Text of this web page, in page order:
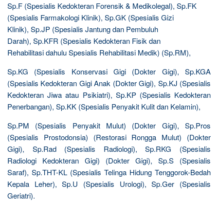
Sp.F (Spesialis Kedokteran Forensik & Medikolegal), Sp.FK
(Spesialis Farmakologi Klinik), Sp.GK (Spesialis Gizi
Klinik), Sp.JP (Spesialis Jantung dan Pembuluh
Darah), Sp.KFR (Spesialis Kedokteran Fisik dan
Rehabilitasi dahulu Spesialis Rehabilitasi Medik) (Sp.RM),
Sp.KG (Spesialis Konservasi Gigi (Dokter Gigi), Sp.KGA
(Spesialis Kedokteran Gigi Anak (Dokter Gigi), Sp.KJ (Spesialis
Kedokteran Jiwa atau Psikiatri), Sp.KP (Spesialis Kedokteran
Penerbangan), Sp.KK (Spesialis Penyakit Kulit dan Kelamin),
Sp.PM (Spesialis Penyakit Mulut) (Dokter Gigi), Sp.Pros
(Spesialis Prostodonsia) (Restorasi Rongga Mulut) (Dokter
Gigi), Sp.Rad (Spesialis Radiologi), Sp.RKG (Spesialis
Radiologi Kedokteran Gigi) (Dokter Gigi), Sp.S (Spesialis
Saraf), Sp.THT-KL (Spesialis Telinga Hidung Tenggorok-Bedah
Kepala Leher), Sp.U (Spesialis Urologi), Sp.Ger (Spesialis
Geriatri).